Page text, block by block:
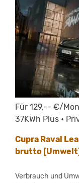
Für 129,-- €/
37KWh Plus •
Cupra Raval
brutto [Umwelt]
Verbrauch und